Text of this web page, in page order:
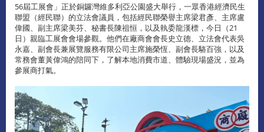
56屆工展會」正於銅鑼灣維多利亞公園盛大舉行，一眾香港經濟民生
聯盟（經民聯）的立法會議員，包括經民聯榮譽主席梁君彥、主席盧
偉國、副主席梁美芬、秘書長陳祖恒，以及執委龍漢標，今日（21
日）親臨工展會會場參觀。他們在廠商會會長史立德、立法會代表吳
永嘉、副會長兼展覽服務有限公司主席施榮恆、副會長駱百強，以及
常務會董黃偉鴻的陪同下，了解本地消費市道、體驗現場盛況，並為
參展商打氣。